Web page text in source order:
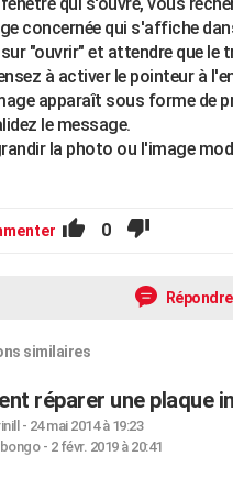
concernée qui s'affiche
"ouvrir" et attendre que
à activer le pointeur à
apparaît sous forme de
le message.
la photo ou l'image
0
Répondre
similaires
réparer une plaque
- 24 mai 2014 à 19:23
bongo- 2 févr. 2019 à 20:41